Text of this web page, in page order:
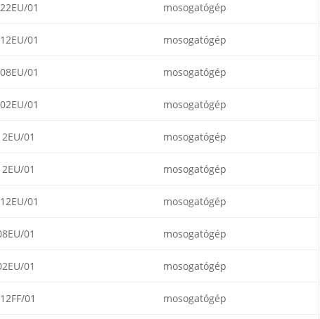
01 mosogatógép
01 mosogatógép
01 mosogatógép
01 mosogatógép
01 mosogatógép
01 mosogatógép
01 mosogatógép
01 mosogatógép
01 mosogatógép
01 mosogatógép